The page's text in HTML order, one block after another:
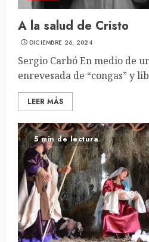
A la salud de Cristo
DICIEMBRE 26, 2024
Sergio Carbó En medio de
enrevesada de “congas” y
LEER MÁS
5 min de lectura